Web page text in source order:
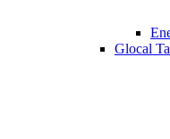
Glocal